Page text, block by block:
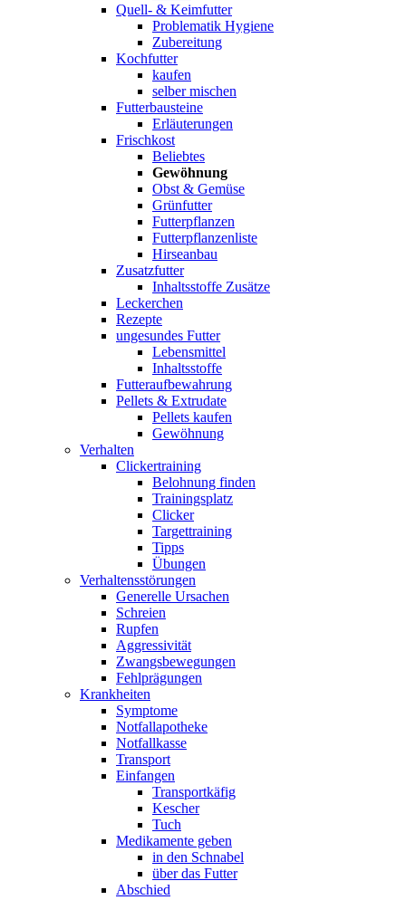
Quell- & Keimfutter
Problematik Hygiene
Zubereitung
Kochfutter
kaufen
selber mischen
Futterbausteine
Erläuterungen
Frischkost
Beliebtes
Gewöhnung
Obst & Gemüse
Grünfutter
Futterpflanzen
Futterpflanzenliste
Hirseanbau
Zusatzfutter
Inhaltsstoffe Zusätze
Leckerchen
Rezepte
ungesundes Futter
Lebensmittel
Inhaltsstoffe
Futteraufbewahrung
Pellets & Extrudate
Pellets kaufen
Gewöhnung
Verhalten
Clickertraining
Belohnung finden
Trainingsplatz
Clicker
Targettraining
Tipps
Übungen
Verhaltensstörungen
Generelle Ursachen
Schreien
Rupfen
Aggressivität
Zwangsbewegungen
Fehlprägungen
Krankheiten
Symptome
Notfallapotheke
Notfallkasse
Transport
Einfangen
Transportkäfig
Kescher
Tuch
Medikamente geben
in den Schnabel
über das Futter
Abschied